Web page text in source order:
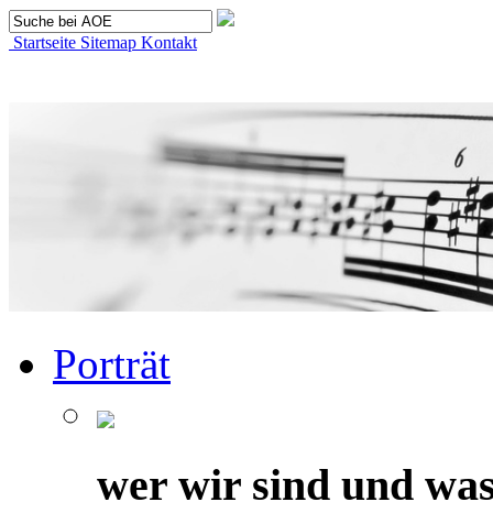
Startseite Sitemap Kontakt
Porträt
wer wir sind und